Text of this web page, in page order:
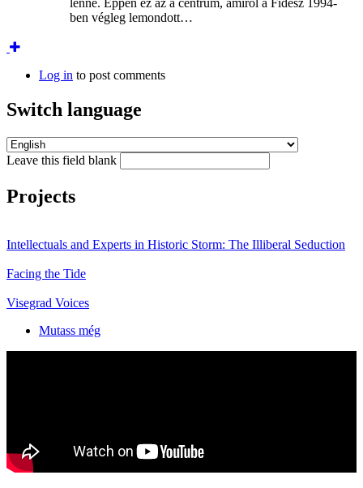
ben végleg lemondott…
Log in to post comments
Switch language
Leave this field blank
Projects
Intellectuals and Experts in Historic Storm: The Illiberal Seduction
Facing the Tide
Visegrad Voices
Mutass még